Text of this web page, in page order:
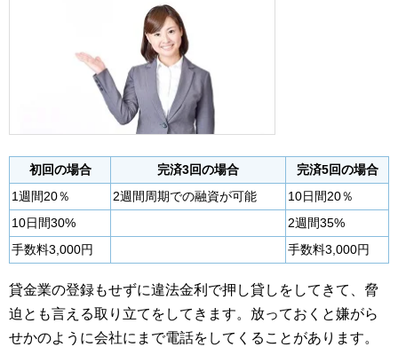
初回の場合 完済3回の場合
完済5回の場合
1週間20％
2週間周期での融資が可能
10日間20％
10日間30%
2週間35%
手数料3,000円
手数料3,000円
貸金業の登録もせずに違法金利で押し貸しをしてきて、脅
迫とも言える取り立てをしてきます。放っておくと嫌がら
せかのように会社にまで電話をしてくることがあります。